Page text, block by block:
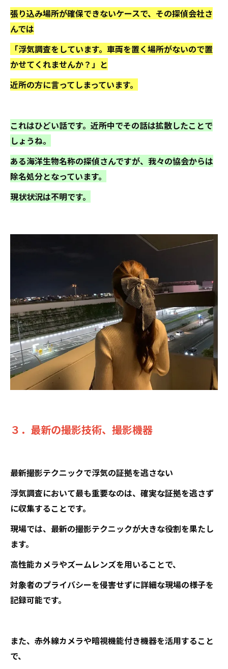
張り込み場所が確保できないケースで、その探偵会社さ
んでは
「浮気調査をしています。車両を置く場所がないので置
かせてくれませんか？」と
近所の方に言ってしまっています。
これはひどい話です。近所中でその話は拡散したことで
しょうね。
ある海洋生物名称の探偵さんですが、我々の協会からは
除名処分となっています。
現状状況は不明です。
３．最新の撮影技術、撮影機器
最新撮影テクニックで浮気の証拠を逃さない
浮気調査において最も重要なのは、確実な証拠を逃さず
に収集することです。
現場では、最新の撮影テクニックが大きな役割を果たし
ます。
高性能カメラやズームレンズを用いることで、
対象者のプライバシーを侵害せずに詳細な現場の様子を
記録可能です。
また、赤外線カメラや暗視機能付き機器を活用すること
で、